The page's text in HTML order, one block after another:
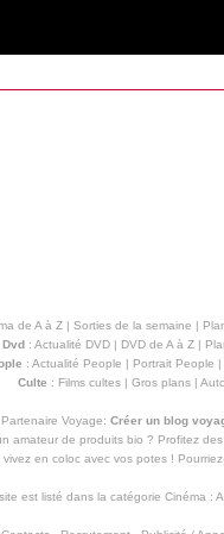
de A à Z| Sorties de la semaine |
Dvd: Actualité DVD| DVD de A à Z|
: Actualité People | Portrait People |
Culte : Films cultes | Gros plans |
Partenaire Voyage: Créer un blog
amateur de produits bio ? Profitez
en coloc avec vos potes !
est listé dans la catégorie Cinéma :